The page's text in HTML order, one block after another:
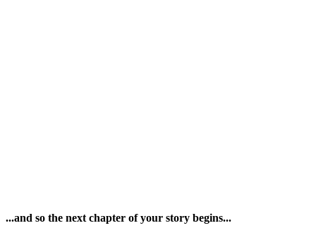
...and so the next chapter of your story begins...